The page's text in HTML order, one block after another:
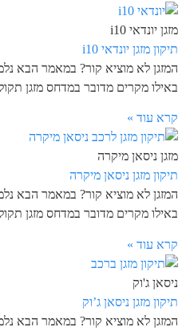
מזגן יונדאי i10
תיקון מזגן יונדאי i10
המזגן לא מוציא קור? במאמר הבא
באילו מקרים מדובר במדחס מזגן תקול.
קרא עוד »
מזגן ניסאן מיקרה
תיקון מזגן ניסאן מיקרה
המזגן לא מוציא קור? במאמר הבא
באילו מקרים מדובר במדחס מזגן תקול.
קרא עוד »
ניסאן ג'וק
תיקון מזגן ניסאן ג’וק
המזגן לא מוציא קור? במאמר הבא